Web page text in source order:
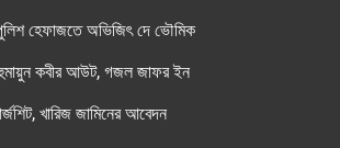
হেফাজতে অভিজিৎ দে ভৌমিক
হুমায়ুন কবীর আউট, গজল জাফর ইন
খারিজ জামিনের আবেদন